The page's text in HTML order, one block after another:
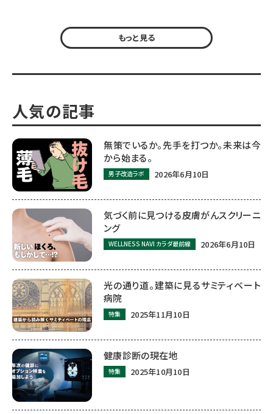
もっと見る
人気の記事
無策でいるか。先手を打つか。未来は今
から始まる。
男子改造ラボ 2026年6月10日
気づく前に見つける皮膚がんスクリーニ
ング
WELLNESS NAVI カラダ最前線 2026年6月10日
光の通り道。建築に見るサミティベート
病院
特集 2025年11月10日
健康診断の現在地
特集 2025年10月10日